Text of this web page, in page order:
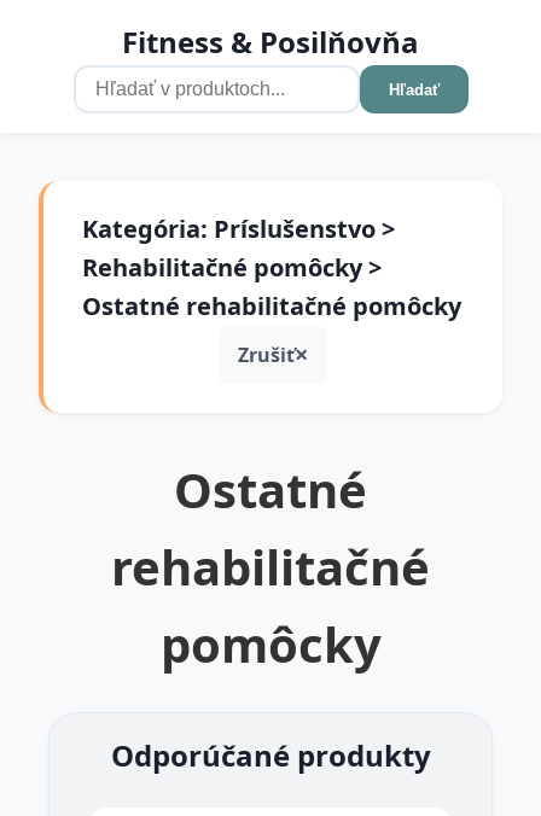
Fitness & Posilňovňa
Hľadať
Kategória: Príslušenstvo >
Rehabilitačné pomôcky >
Ostatné rehabilitačné pomôcky
Zrušiť
Ostatné
rehabilitačné
pomôcky
Odporúčané produkty